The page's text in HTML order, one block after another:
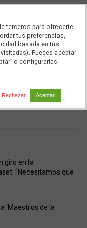
estos hechos
giro en la
“Necesitamos que
a ‘Maestros de la
terceros para ofrecerte
tus preferencias,
basada en tus
Puedes aceptar
o configurarlas
Rechazar Aceptar